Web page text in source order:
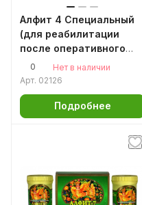
Алфит 4 Специальный
(для реабилитации
после оперативного
вмешательства на
органах мочеполовой
0
Нет в наличии
Арт. 02126
Подробнее